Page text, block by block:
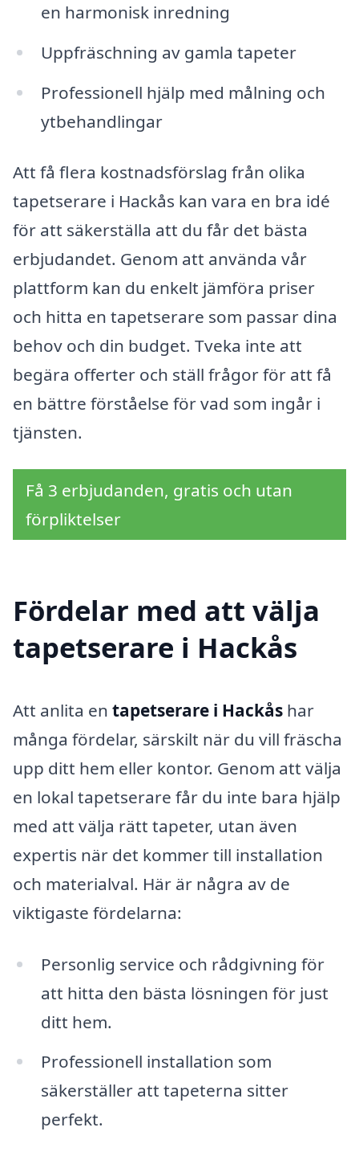
en harmonisk inredning
Uppfräschning av gamla tapeter
Professionell hjälp med målning och
ytbehandlingar
Att få flera kostnadsförslag från olika
tapetserare i Hackås kan vara en bra idé
för att säkerställa att du får det bästa
erbjudandet. Genom att använda vår
plattform kan du enkelt jämföra priser
och hitta en tapetserare som passar dina
behov och din budget. Tveka inte att
begära offerter och ställ frågor för att få
en bättre förståelse för vad som ingår i
tjänsten.
Få 3 erbjudanden, gratis och utan
förpliktelser
Fördelar med att välja
tapetserare i Hackås
Att anlita en tapetserare i Hackås har
många fördelar, särskilt när du vill fräscha
upp ditt hem eller kontor. Genom att välja
en lokal tapetserare får du inte bara hjälp
med att välja rätt tapeter, utan även
expertis när det kommer till installation
och materialval. Här är några av de
viktigaste fördelarna:
Personlig service och rådgivning för
att hitta den bästa lösningen för just
ditt hem.
Professionell installation som
säkerställer att tapeterna sitter
perfekt.